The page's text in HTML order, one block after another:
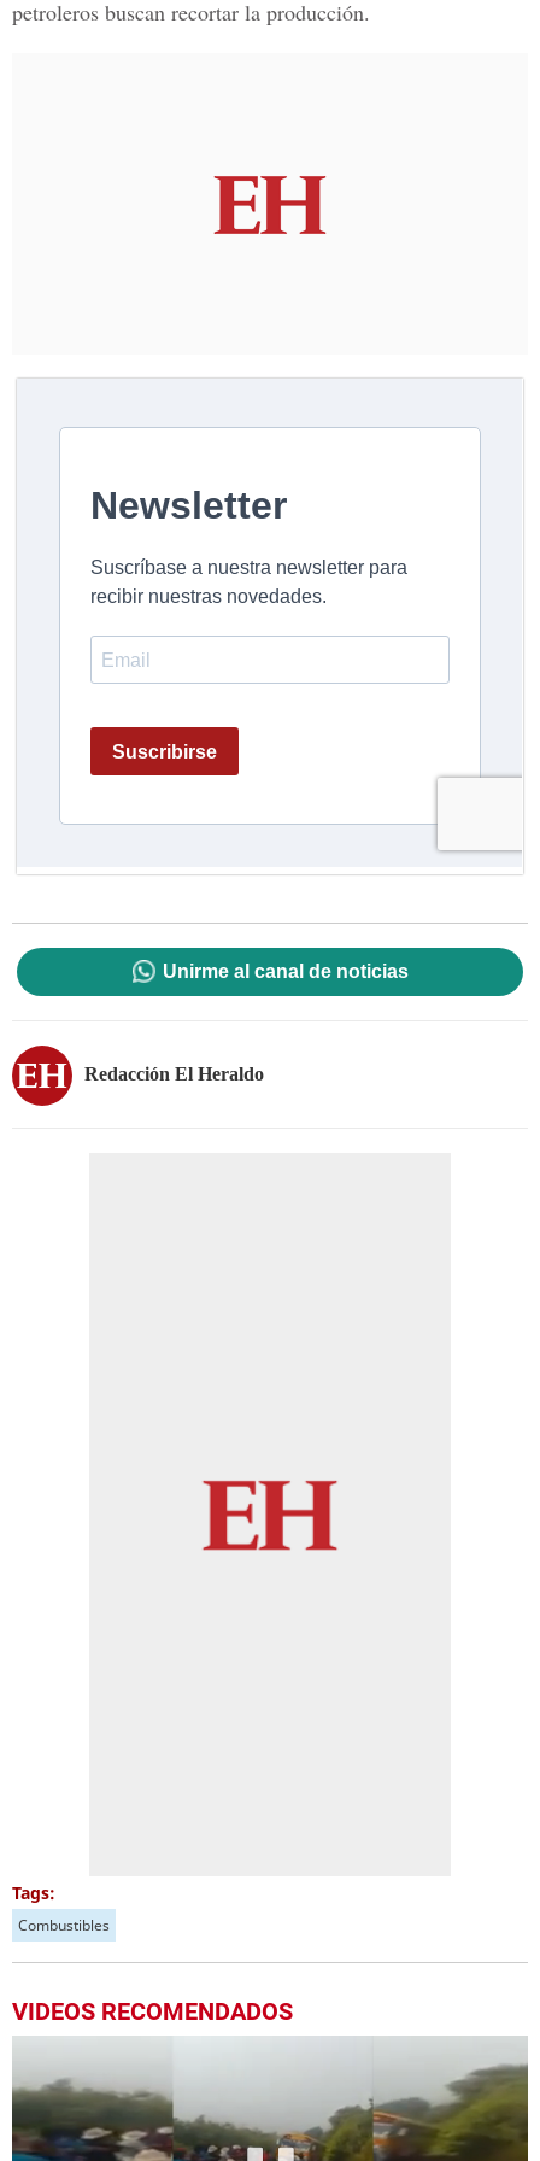
petroleros buscan recortar la producción.
Unirme al canal de noticias
Redacción El Heraldo
Tags:
Combustibles
VIDEOS RECOMENDADOS